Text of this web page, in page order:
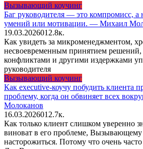
Вызывающий коучинг
Баг руководителя — это компромисс, а
умений или мотивации. — Михаил
19.03.2026012.8к.
Как увидеть за микроменеджментом,
несвоевременным принятием
конфликтами и другими издержками
руководителя
Вызывающий коучинг
Как executive-коучу побудить клиента
проблему, когда он обвиняет всех
Молоканов
16.03.2026012.7к.
Как только клиент слишком уверенно
виноват в его проблеме, Вызывающему
насторожиться. Потому что очень